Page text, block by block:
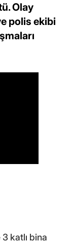
Olay
polis ekibi
katlı bina